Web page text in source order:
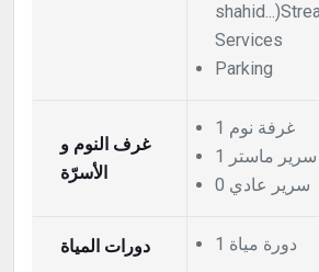
Services
Parking
غرف النوم و
الأسرّة
1 غرفة نوم
1 سرير ماستر
0 سرير عادي
دورات المياة 1 دورة مياة